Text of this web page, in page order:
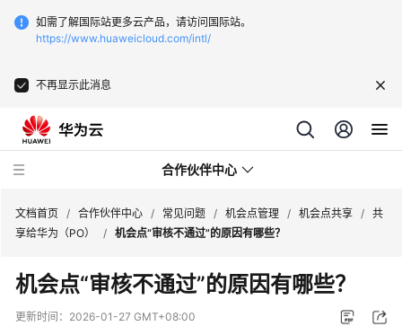
如需了解国际站更多云产品，请访问国际站。
https://www.huaweicloud.com/intl/
不再显示此消息
合作伙伴中心
户
指
文档首页 / 合作伙伴中心 / 常见问题 / 机会点管理 / 机会点共享 / 共
享给华为（PO）
/ 机会点“审核不通过”的原因有哪些？
机会点“审核不通过”的原因有哪些？
更新时间： 2026-01-27 GMT+08:00